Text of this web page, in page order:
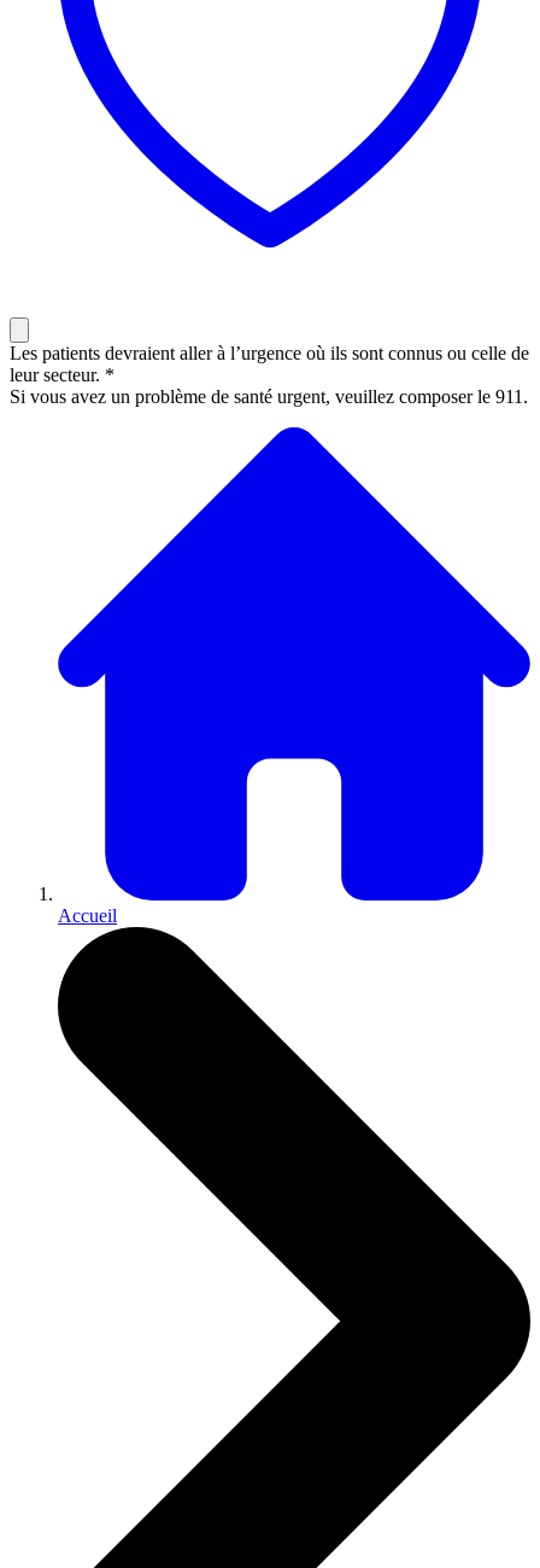
Les patients devraient aller à l’urgence où ils sont connus ou celle de
leur secteur. *
Si vous avez un problème de santé urgent, veuillez composer le 911.
Accueil